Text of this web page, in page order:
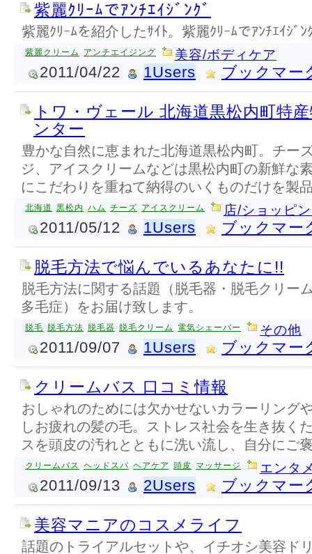
紫麗ｸﾘｰﾑでｱﾝﾁｴｲｼﾞﾝｸﾞ
紫麗ｸﾘｰﾑを紹介したｻｲﾄ。紫麗ｸﾘｰﾑでｱﾝﾁｴｲｼﾞ
紫麗クリーム アンチエイジング 美容/ボディケア
2011/04/22 1Users ブックマー
トワ・ヴェール 北海道黒松内町特
ンター
豊かな自然に恵まれた北海道黒松内町。チー
ジ、アイスクリームなどは黒松内町の新鮮な
にこだわりを重ねて納得のいくものだけを製
北海道 黒松内 ハム チーズ アイスクリーム 店/ショッピ
2011/05/12 1Users ブックマー
脱毛方法で悩んでいるあなたに!!
脱毛方法に関する話題（脱毛器・脱毛クリー
多毛症）をお届け致します。
脱毛 脱毛方法 脱毛器 脱毛クリーム 電気シェーバー その他
2011/09/07 1Users ブックマー
クリームバス 口コミ情報
おしゃれのためには欠かせないカラーリング
しお疲れの髪の毛。ストレス社会を生き抜く
スを頭皮の汚れとともに洗い流し、自分にご
クリームバス ヘッドスパ ヘアケア 頭皮 マッサージ エンタ
2011/09/13 2Users ブックマー
美容マニアのコスメライフ
話題のトライアルセットや、イチオシ美容ド